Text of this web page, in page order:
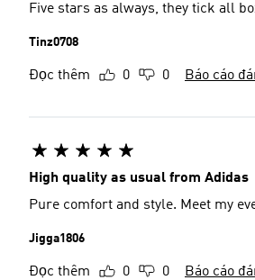
Five stars as always, they tick all
Tinz0708
Đọc thêm 0 0 Báo cáo
High quality as usual from Adidas
Pure comfort and style. Meet my
Jigga1806
Đọc thêm 0 0 Báo cáo